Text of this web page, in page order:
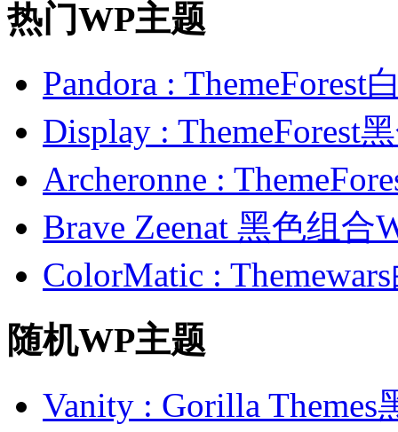
热门WP主题
Pandora : ThemeForest
Display : ThemeForest
Archeronne :
Brave Zeenat 黑色组合
ColorMatic :
随机WP主题
Vanity : Gorilla